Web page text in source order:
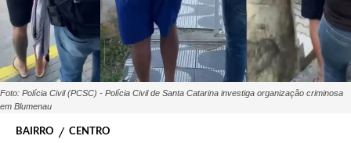
Foto: Polícia Civil (PCSC) - Polícia Civil de Santa Catarina investiga organização criminosa
em Blumenau
BAIRRO CENTRO